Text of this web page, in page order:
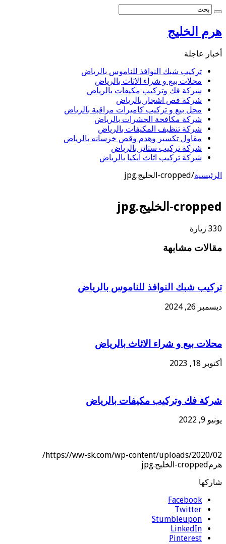
هرم الخليج
أخبار عاجلة
تركيب شبك النوافذ للناموس بالرياض
محلات بيع و شراء الاثاث بالرياض
شركة فك وتركيب مكيفات بالرياض
شركة قص اشجار بالرياض
محل بيع و تركيب كاميرات مراقبة بالرياض
شركة مكافحة الحشرات بالرياض
شركة تنظيف المكيفات بالرياض
مقاول تكسير وهدم وقص خرسانه بالرياض
شركة تركيب ستائر بالرياض
شركة تركيب اثاث ايكيا بالرياض
الرئيسية/cropped-الخليج.jpg
cropped-الخليج.jpg
330 زيارة
مقالات مشابهة
تركيب شبك النوافذ للناموس بالرياض
ديسمبر 26, 2024
محلات بيع و شراء الاثاث بالرياض
أكتوبر 18, 2023
شركة فك وتركيب مكيفات بالرياض
يونيو 9, 2022
https://ww-sk.com/wp-content/uploads/2020/02/
هرمcropped-الخليج.jpg
شاركها
Facebook
Twitter
Stumbleupon
LinkedIn
Pinterest